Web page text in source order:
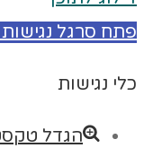
פתח סרגל נגישות
כלי נגישות
הגדל